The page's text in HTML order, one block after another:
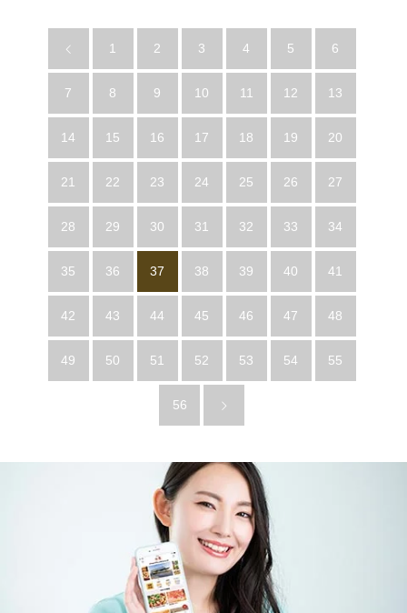
1 2 3 4 5 6
7 8 9 10 11 12 13
14 15 16 17 18 19 20
21 22 23 24 25 26 27
28 29 30 31 32 33 34
35 36 37 38 39 40 41
42 43 44 45 46 47 48
49 50 51 52 53 54 55
56